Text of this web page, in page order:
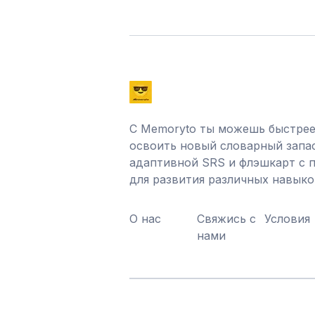
С Memoryto ты можешь
освоить новый словарный
адаптивной SRS и флэшкарт
для развития различных
О нас
Свяжись с
нами
Условия